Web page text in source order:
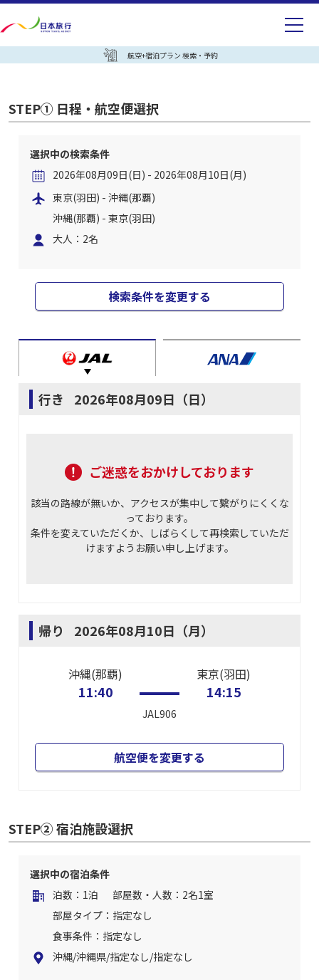
航空+宿泊プラン 検索・予約
STEP① 日程・航空便選択
選択中の検索条件
2026年08月09日(日) - 2026年08月10日(月)
東京(羽田) - 沖縄(那覇)
沖縄(那覇) - 東京(羽田)
大人：2名
検索条件を変更する
行き 2026年08月09日（日）
ご迷惑をおかけしております
該当の路線が無いか、アクセスが集中して繋がりにくくな
っております。
条件を変えていただくか、しばらくして再検索していただ
けますようお願い申し上げます。
帰り 2026年08月10日（月）
沖縄(那覇)
11:40
JAL906
東京(羽田)
14:15
航空便を変更する
STEP② 宿泊施設選択
選択中の宿泊条件
泊数：1泊
部屋数・人数：2名1室
部屋タイプ：指定なし
食事条件：指定なし
沖縄/沖縄県/指定なし/指定なし